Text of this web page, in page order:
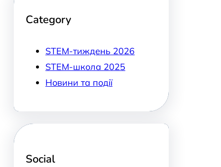
Category
STEM-тиждень 2026
STEM-школа 2025
Новини та події
Social